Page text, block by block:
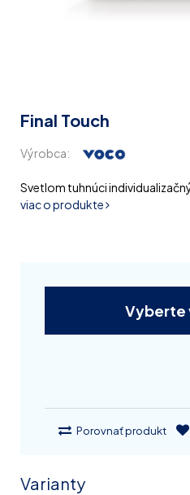
Final Touch
Výrobca:
Svetlom tuhnúci
viac o produkte
Vyberte
Porovnať produkt
Varianty